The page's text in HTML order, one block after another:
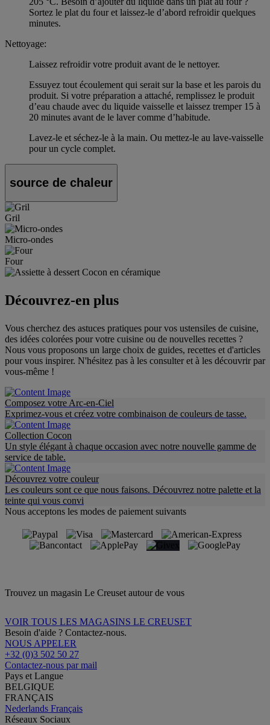
Sortez le plat du four et laissez-le d’abord refroidir quelques
minutes.
Nettoyage:
Laissez refroidir votre produit avant de le nettoyer.
Essuyez tout écoulement qui serait sur la base et les parois du
produit. Si votre préparation a attaché, remplissez le produit
d’eau chaude avec du liquide vaisselle et laissez tremper 15 à
20 minutes avant de le laver comme d’habitude.
Lavez-le et séchez-le à la main. Ou mettez-le au lave-vaisselle
pour un cycle complet.
source de chaleur
Gril
Micro-ondes
Four
Découvrez-en plus
Vous cherchez des astuces pratiques pour vos ustensiles de cuisine,
des idées colorées pour votre cuisine ou de nouvelles recettes ?
Nous vous proposons un large choix de guides, recettes et d'articles
pour vous inspirer. N'hésitez pas à les consulter et à les découvrir par
vous-même !
Composez votre Arc-en-Ciel
Exprimez-vous et créez votre combinaison de couleurs de tasse.
Collection Cocon
Un style élégant à chaque occasion avec notre nouvelle gamme de
service de table.
Découvrez votre couleur
Les couleurs sont ce que nous faisons. Découvrez notre palette et la
teinte qui vous convi
Nous acceptons les modes de paiement suivants
Trouvez un magasin Le Creuset autour de vous
VOIR TOUS LES MAGASINS LE CREUSET
Besoin d'aide ? Contactez-nous.
NOUS APPELER
+32 (0)3 502 50 27
Contactez-nous par mail
Pays et Langue
BELGIQUE
FRANÇAIS
Nederlands Français
Réseaux Sociaux